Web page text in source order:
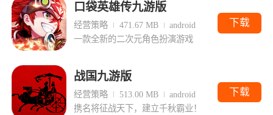
口袋英雄传九游版
经营策略 471.67 MB
android
一款全新的二次元角色扮演游戏
下载
战国九游版
经营策略 513.00 MB
android
携名将征战天下，建立千秋霸业！
下载